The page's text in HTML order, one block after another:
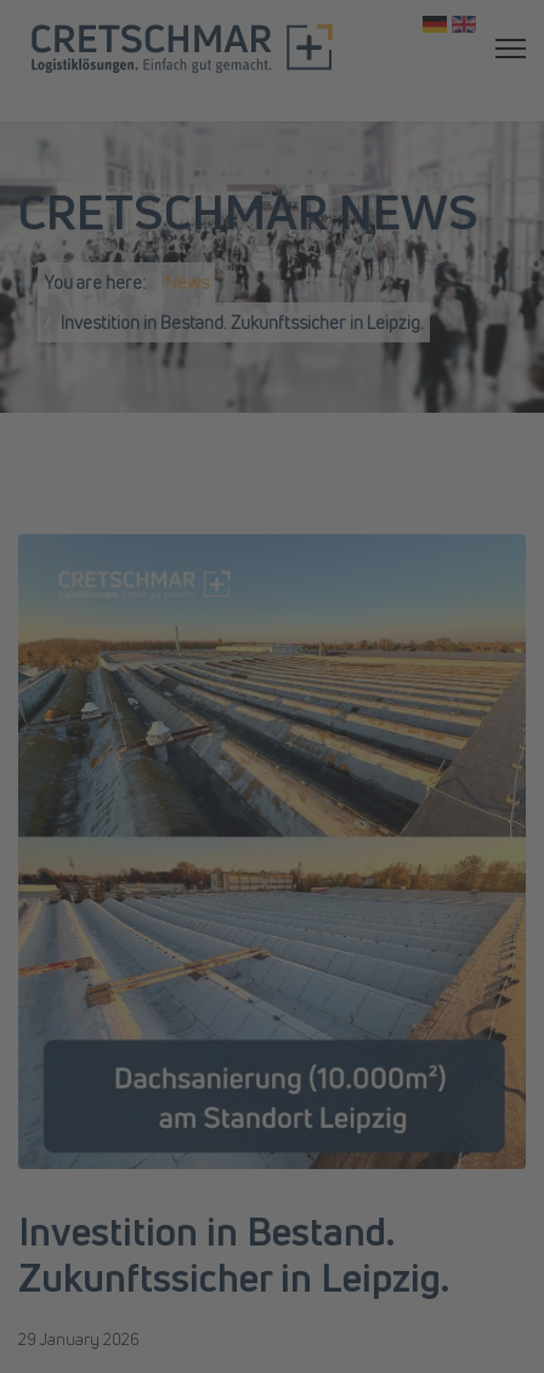
CRETSCHMAR NEWS
You are here:
News
Investition in Bestand. Zukunftssicher in Leipzig.
Investition in Bestand.
Zukunftssicher in Leipzig.
29 January 2026
Select your